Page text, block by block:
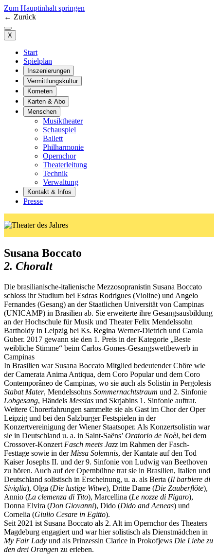
Zum Hauptinhalt springen
← Zurück
X
Start
Spielplan
Inszenierungen
Vermittlungskultur
Kometen
Karten & Abo
Menschen
Musiktheater
Schauspiel
Ballett
Philharmonie
Opernchor
Theaterleitung
Technik
Verwaltung
Kontakt & Infos
Presse
Susana Boccato
2. Choralt
Die brasilianische-italienische Mezzosopranistin Susana Boccato
schloss ihr Studium bei Esdras Rodrigues (Violine) und Angelo
Fernandes (Gesang) an der Staatlichen Universität von Campinas
(UNICAMP) in Brasilien ab. Sie erweiterte ihre Gesangsausbildung
an der Hochschule für Musik und Theater Felix Mendelssohn
Bartholdy in Leipzig bei Ks. Regina Werner-Dietrich und Carola
Guber. 2017 gewann sie den 1. Preis in der Kategorie „Beste
weibliche Stimme“ beim Carlos-Gomes-Gesangswettbewerb in
Campinas
In Brasilien war Susana Boccato Mitglied bedeutender Chöre wie
der Camerata Anima Antiqua, dem Coro Popular und dem Coro
Contemporâneo de Campinas, wo sie auch als Solistin in Pergolesis
Stabat Mater, Mendelssohns Sommernachtstraum und 2. Sinfonie
Lobgesang, Händels Messias und Skrjabins 1. Sinfonie auftrat.
Weitere Chorerfahrungen sammelte sie als Gast im Chor der Oper
Leipzig und bei den Salzburger Festspielen in der
Konzertvereinigung der Wiener Staatsoper. Als Konzertsolistin war
sie in Deutschland u. a. in Saint-Saëns’ Oratorio de Noël, bei dem
Crossover-Konzert Fasch meets Jazz im Rahmen der Fasch-
Festtage sowie in der Missa Solemnis, der Kantate auf den Tod
Kaiser Josephs II. und der 9. Sinfonie von Ludwig van Beethoven
zu hören. Auch auf der Opernbühne trat sie in Brasilien, Italien und
Deutschland solistisch in Erscheinung, u. a. als Berta (Il barbiere di
Siviglia), Olga (Die lustige Witwe), Dritte Dame (Die Zauberflöte),
Annio (La clemenza di Tito), Marcellina (Le nozze di Figaro),
Donna Elvira (Don Giovanni), Dido (Dido and Aeneas) und
Cornelia (Giulio Cesare in Egitto).
Seit 2021 ist Susana Boccato als 2. Alt im Opernchor des Theaters
Magdeburg engagiert und war hier solistisch als Dienstmädchen in
My Fair Lady und als Prinzessin Clarice in Prokofjews Die Liebe zu
den drei Orangen zu erleben.